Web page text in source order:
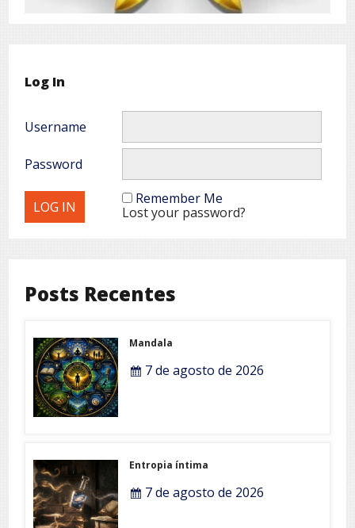
Log In
Username
Password
Remember Me
Lost your password?
Posts Recentes
Mandala
7 de agosto de 2026
Entropia íntima
7 de agosto de 2026